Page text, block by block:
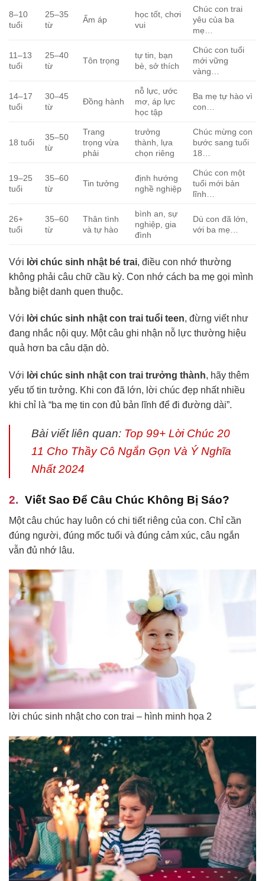
8–10
tuổi
25–35
từ
Ấm áp
học tốt, chơi
vui
Chúc con trai
yêu của ba
mẹ…
11–13
tuổi
25–40
từ
Tôn trọng
tự tin, bạn
bè, sở thích
Chúc con tuổi
mới vững
vàng…
14–17
tuổi
30–45
từ
Đồng hành
nỗ lực, ước
mơ, áp lực
học tập
Ba mẹ tự hào vì
con…
18 tuổi
35–50
từ
Trang
trọng vừa
phải
trưởng
thành, lựa
chọn riêng
Chúc mừng con
bước sang tuổi
18…
19–25
tuổi
35–60
từ
Tin tưởng
định hướng
nghề nghiệp
Chúc con một
tuổi mới bản
lĩnh…
26+
tuổi
35–60
từ
Thân tình
và tự hào
bình an, sự
nghiệp, gia
đình
Dù con đã lớn,
với ba mẹ…
Với lời chúc sinh nhật bé trai, điều con nhớ thường
không phải câu chữ cầu kỳ. Con nhớ cách ba mẹ gọi mình
bằng biệt danh quen thuộc.
Với lời chúc sinh nhật con trai tuổi teen, đừng viết như
đang nhắc nội quy. Một câu ghi nhận nỗ lực thường hiệu
quả hơn ba câu dặn dò.
Với lời chúc sinh nhật con trai trưởng thành, hãy thêm
yếu tố tin tưởng. Khi con đã lớn, lời chúc đẹp nhất nhiều
khi chỉ là “ba mẹ tin con đủ bản lĩnh để đi đường dài”.
Bài viết liên quan: Top 99+ Lời Chúc 20
11 Cho Thầy Cô Ngắn Gọn Và Ý Nghĩa
Nhất 2024
Viết Sao Để Câu Chúc Không Bị Sáo?
Một câu chúc hay luôn có chi tiết riêng của con. Chỉ cần
đúng người, đúng mốc tuổi và đúng cảm xúc, câu ngắn
vẫn đủ nhớ lâu.
lời chúc sinh nhật cho con trai – hình minh họa 2